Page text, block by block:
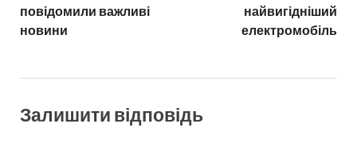
повідомили важливі
новини
найвигідніший
електромобіль
Залишити відповідь